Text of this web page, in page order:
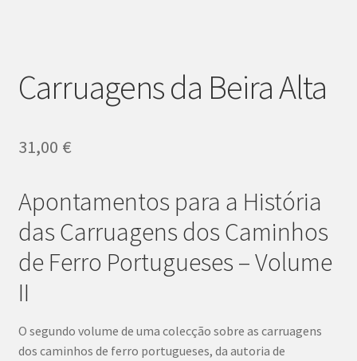
Carruagens da Beira Alta
31,00 €
Apontamentos para a História
das Carruagens dos Caminhos
de Ferro Portugueses – Volume
II
O segundo volume de uma colecção sobre as carruagens
dos caminhos de ferro portugueses, da autoria de